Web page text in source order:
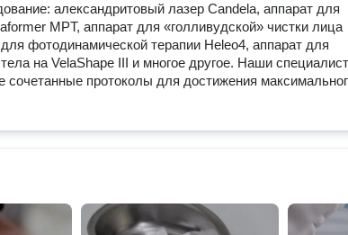
александритовый лазер Candela, аппарат для
MPT, аппарат для «голливудской» чистки лица
фотодинамической терапии Heleo4, аппарат для
на VelaShape III и многое другое. Наши
сочетанные протоколы для достижения